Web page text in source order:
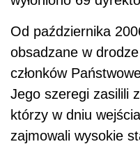
Od października
obsadzane w
członków
Jego szeregi zasilili
którzy w dniu
zajmowali wysokie